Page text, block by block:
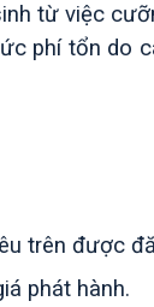
từ việc
phí tổn do
trên được
phát hành.